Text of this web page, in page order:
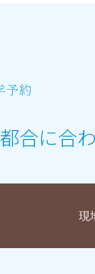
合に合
現